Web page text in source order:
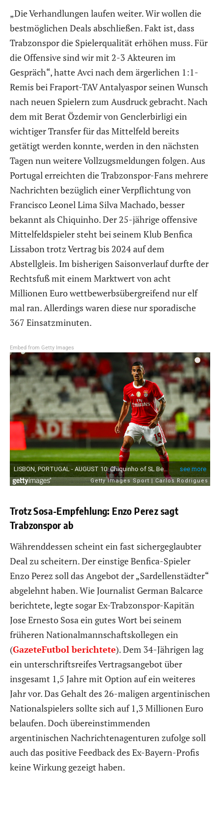
„Die Verhandlungen laufen weiter. Wir wollen die
bestmöglichen Deals abschließen. Fakt ist, dass
Trabzonspor die Spielerqualität erhöhen muss. Für
die Offensive sind wir mit 2-3 Akteuren im
Gespräch“, hatte Avci nach dem ärgerlichen 1:1-
Remis bei Fraport-TAV Antalyaspor seinen Wunsch
nach neuen Spielern zum Ausdruck gebracht. Nach
dem mit Berat Özdemir von Genclerbirligi ein
wichtiger Transfer für das Mittelfeld bereits
getätigt werden konnte, werden in den nächsten
Tagen nun weitere Vollzugsmeldungen folgen. Aus
Portugal erreichten die Trabzonspor-Fans mehrere
Nachrichten bezüglich einer Verpflichtung von
Francisco Leonel Lima Silva Machado, besser
bekannt als Chiquinho. Der 25-jährige offensive
Mittelfeldspieler steht bei seinem Klub Benfica
Lissabon trotz Vertrag bis 2024 auf dem
Abstellgleis. Im bisherigen Saisonverlauf durfte der
Rechtsfuß mit einem Marktwert von acht
Millionen Euro wettbewerbsübergreifend nur elf
mal ran. Allerdings waren diese nur sporadische
367 Einsatzminuten.
Embed from Getty Images
Trotz Sosa-Empfehlung: Enzo Perez sagt
Trabzonspor ab
Währenddessen scheint ein fast sichergeglaubter
Deal zu scheitern. Der einstige Benfica-Spieler
Enzo Perez soll das Angebot der „Sardellenstädter“
abgelehnt haben. Wie Journalist German Balcarce
berichtete, legte sogar Ex-Trabzonspor-Kapitän
Jose Ernesto Sosa ein gutes Wort bei seinem
früheren Nationalmannschaftskollegen ein
(GazeteFutbol berichtete). Dem 34-Jährigen lag
ein unterschriftsreifes Vertragsangebot über
insgesamt 1,5 Jahre mit Option auf ein weiteres
Jahr vor. Das Gehalt des 26-maligen argentinischen
Nationalspielers sollte sich auf 1,3 Millionen Euro
belaufen. Doch übereinstimmenden
argentinischen Nachrichtenagenturen zufolge soll
auch das positive Feedback des Ex-Bayern-Profis
keine Wirkung gezeigt haben.